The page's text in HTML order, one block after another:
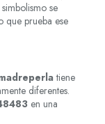
se
que prueba ese
tiene
diferentes.
en una